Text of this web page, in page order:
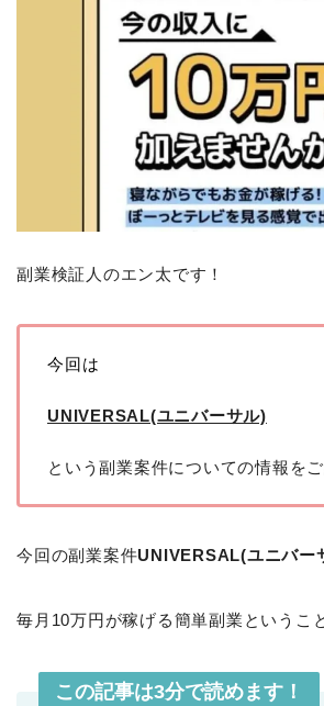
副業検証人のエン太です！
今回は
UNIVERSAL(ユニバーサル)
という副業案件についての情報を
今回の副業案件UNIVERSAL(ユニバー
毎月10万円が稼げる簡単副業というこ
この記事は3分で読めます！